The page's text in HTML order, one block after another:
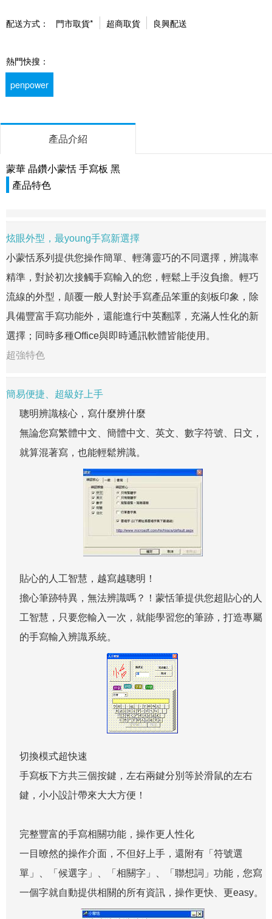
配送方式： 門市取貨* 超商取貨 良興配送
熱門快搜：
penpower
產品介紹
蒙華 晶鑽小蒙恬 手寫板 黑
產品特色
炫眼外型，最young手寫新選擇
小蒙恬系列提供您操作簡單、輕薄靈巧的不同選擇，辨識率
精準，對於初次接觸手寫輸入的您，輕鬆上手沒負擔。輕巧
流線的外型，顛覆一般人對於手寫產品笨重的刻板印象，除
具備豐富手寫功能外，還能進行中英翻譯，充滿人性化的新
選擇；同時多種Office與即時通訊軟體皆能使用。
超強特色
簡易便捷、超級好上手
聰明辨識核心，寫什麼辨什麼
無論您寫繁體中文、簡體中文、英文、數字符號、日文，
就算混著寫，也能輕鬆辨識。
貼心的人工智慧，越寫越聰明！
擔心筆跡特異，無法辨識嗎？！蒙恬筆提供您超貼心的人
工智慧，只要您輸入一次，就能學習您的筆跡，打造專屬
的手寫輸入辨識系統。
切換模式超快速
手寫板下方共三個按鍵，左右兩鍵分別等於滑鼠的左右
鍵，小小設計帶來大大方便！
完整豐富的手寫相關功能，操作更人性化
一目暸然的操作介面，不但好上手，還附有「符號選
單」、「候選字」、「相關字」、「聯想詞」功能，您寫
一個字就自動提供相關的所有資訊，操作更快、更easy。